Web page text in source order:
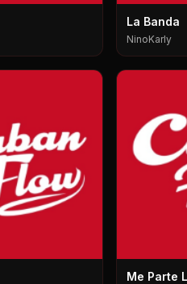
La Banda
NinoKarly
Me Parte